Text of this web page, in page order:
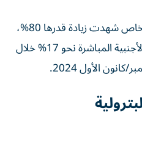
وقال، إن استثمارات القطاع الخاص شهدت زيادة قدرها 80%،
بينما ارتفع حجم الاستثمارات الأجنبية المباشرة نحو 17% خلال
الأول 2024.